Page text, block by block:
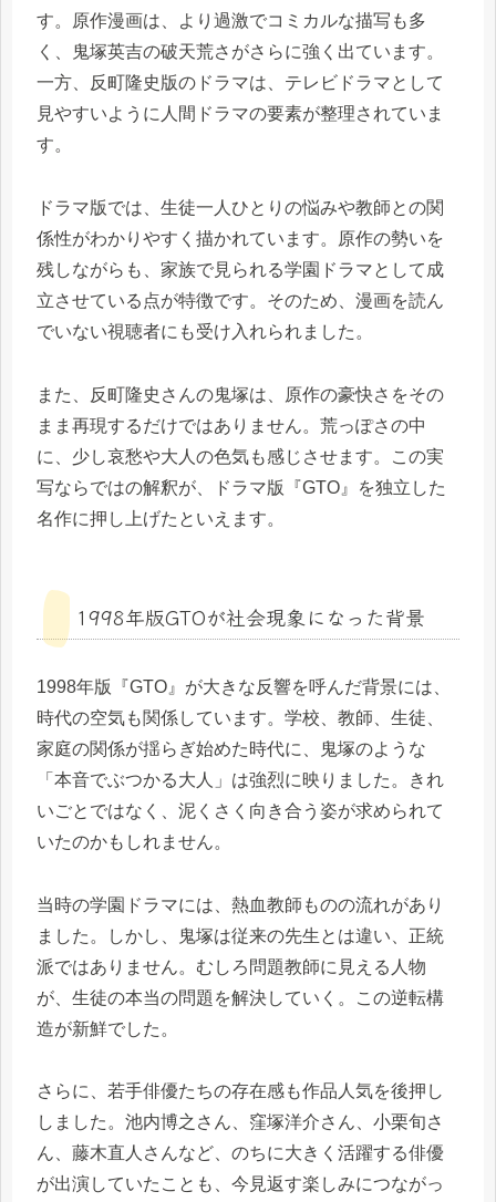
す。原作漫画は、より過激でコミカルな描写も多
く、鬼塚英吉の破天荒さがさらに強く出ています。
一方、反町隆史版のドラマは、テレビドラマとして
見やすいように人間ドラマの要素が整理されていま
す。
ドラマ版では、生徒一人ひとりの悩みや教師との関
係性がわかりやすく描かれています。原作の勢いを
残しながらも、家族で見られる学園ドラマとして成
立させている点が特徴です。そのため、漫画を読ん
でいない視聴者にも受け入れられました。
また、反町隆史さんの鬼塚は、原作の豪快さをその
まま再現するだけではありません。荒っぽさの中
に、少し哀愁や大人の色気も感じさせます。この実
写ならではの解釈が、ドラマ版『GTO』を独立した
名作に押し上げたといえます。
1998年版GTOが社会現象になった背景
1998年版『GTO』が大きな反響を呼んだ背景には、
時代の空気も関係しています。学校、教師、生徒、
家庭の関係が揺らぎ始めた時代に、鬼塚のような
「本音でぶつかる大人」は強烈に映りました。きれ
いごとではなく、泥くさく向き合う姿が求められて
いたのかもしれません。
当時の学園ドラマには、熱血教師ものの流れがあり
ました。しかし、鬼塚は従来の先生とは違い、正統
派ではありません。むしろ問題教師に見える人物
が、生徒の本当の問題を解決していく。この逆転構
造が新鮮でした。
さらに、若手俳優たちの存在感も作品人気を後押し
しました。池内博之さん、窪塚洋介さん、小栗旬さ
ん、藤木直人さんなど、のちに大きく活躍する俳優
が出演していたことも、今見返す楽しみにつながっ